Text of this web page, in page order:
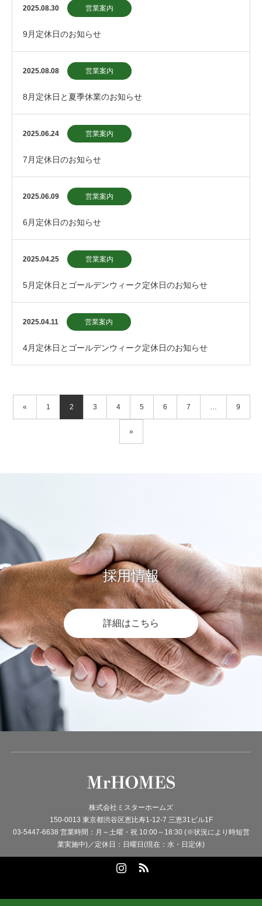
ム中止のお知らせ＝
2025.08.30 営業案内
9月定休日のお知らせ
2025.08.08 営業案内
8月定休日と夏季休業のお知らせ
2025.06.24 営業案内
7月定休日のお知らせ
2025.06.09 営業案内
6月定休日のお知らせ
2025.04.25 営業案内
5月定休日とゴールデンウィーク定休日のお知らせ
2025.04.11 営業案内
4月定休日とゴールデンウィーク定休日のお知らせ
« 1 2 3 4 5 6 7 … 9
»
採用情報
詳細はこちら
株式会社ミスターホームズ
150-0013 東京都渋谷区恵比寿1-12-7 三恵31ビル1F
03-5447-6638 営業時間：月～土曜・祝 10:00～18:30 (※状況により時短営
業実施中)／定休日：日曜日(現在：水・日定休)